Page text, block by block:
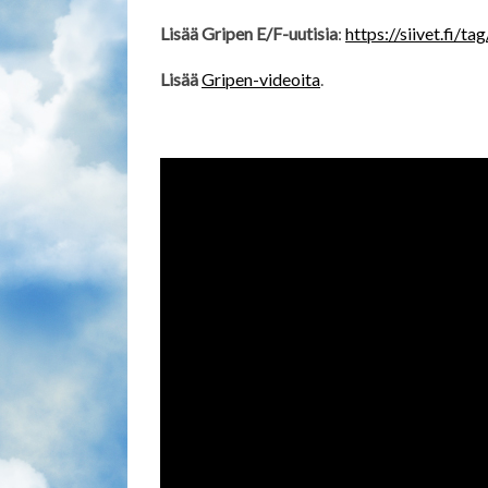
Lisää Gripen E/F-uutisia: https://siivet.fi/
LisääGripen-videoita.